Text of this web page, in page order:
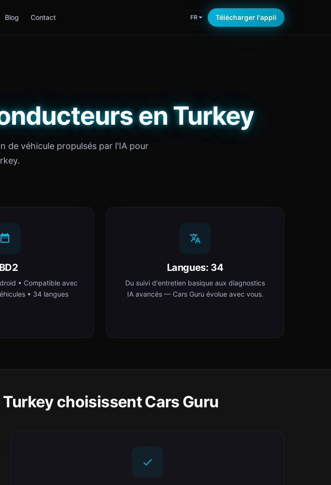
Blog Contact FR Télécharger l'appli
en Turkey
de véhicule propulsés par l'IA pour
• Compatible avec
• 34 langues
Langues: 34
Du suivi d'entretien basique aux diagnostics
IA avancés — Cars Guru évolue avec vous.
choisissent Cars Guru